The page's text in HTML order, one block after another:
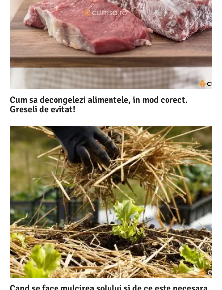
Cum sa decongelezi alimentele, in mod corect.
Greseli de evitat!